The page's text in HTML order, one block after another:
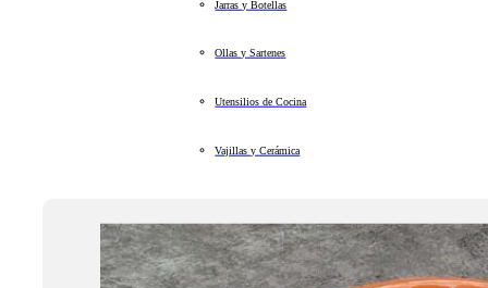
Jarras y Botellas
Ollas y Sartenes
Utensilios de Cocina
Vajillas y Cerámica